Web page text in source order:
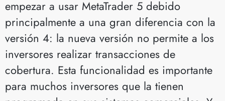
empezar a usar MetaTrader 5 debido
principalmente a una gran diferencia con la
versión 4: la nueva versión no permite a los
inversores realizar transacciones de
cobertura. Esta funcionalidad es importante
para muchos inversores que la tienen